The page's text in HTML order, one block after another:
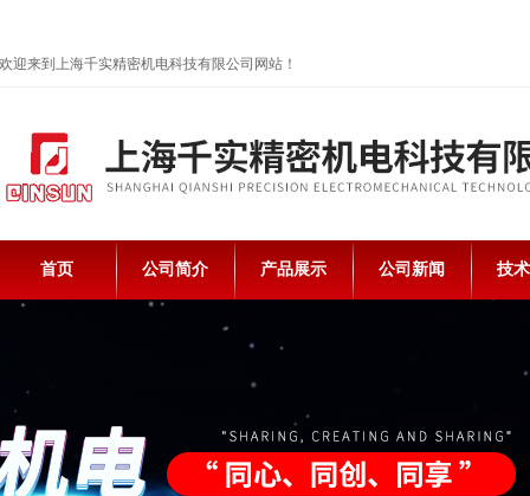
欢迎来到上海千实精密机电科技有限公司网站！
首页 公司简介 产品展示 公司新闻 技